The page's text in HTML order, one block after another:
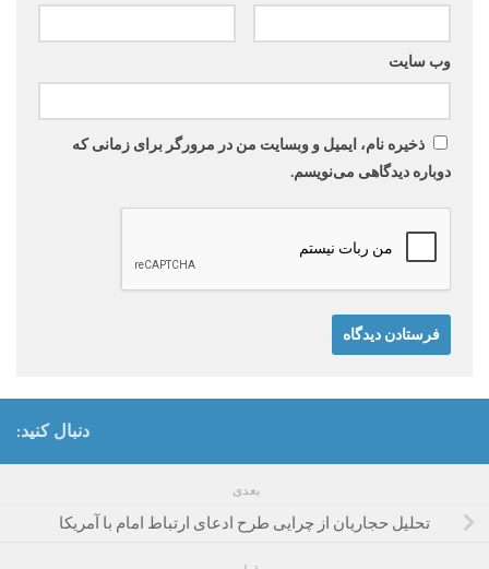
وب‌ سایت
ذخیره نام، ایمیل و وبسایت من در مرورگر برای زمانی که
دوباره دیدگاهی می‌نویسم.
دنبال کنید:
بعدی
تحلیل حجاریان از چرایی طرح ادعای ارتباط امام با آمریکا